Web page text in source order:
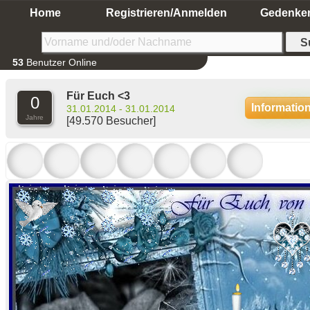
Home Registrieren/Anmelden
53 Benutzer Online
0
Jahre
Für Euch <3
31.01.2014 - 31.01.2014
[49.570 Besucher]